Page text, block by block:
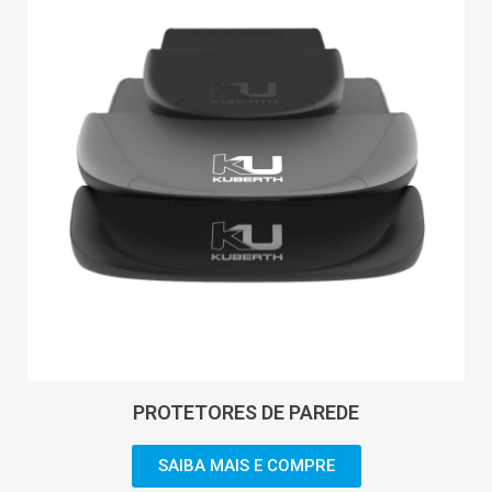
PROTETORES DE PAREDE
SAIBA MAIS E COMPRE